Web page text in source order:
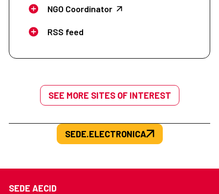
NGO Coordinator
RSS feed
SEE MORE SITES OF INTEREST
SEDE.ELECTRONICA
SEDE AECID